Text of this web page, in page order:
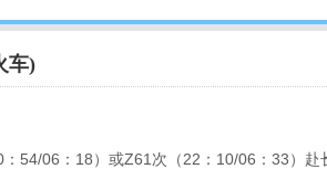
车)
54/06：18）或Z61次（22：10/06：33）赴